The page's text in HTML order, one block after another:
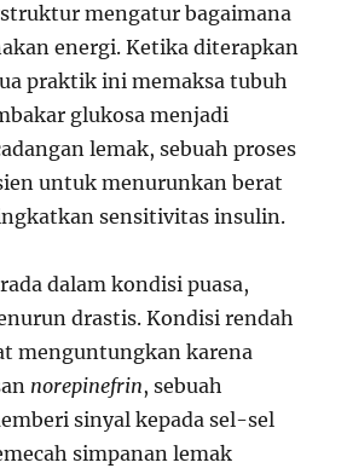
mengatur bagaimana
energi. Ketika diterapkan
praktik ini memaksa tubuh
glukosa menjadi
lemak, sebuah proses
untuk menurunkan berat
sensitivitas insulin.
dalam kondisi puasa,
drastis. Kondisi rendah
menguntungkan karena
norepinefrin, sebuah
sinyal kepada sel-sel
simpanan lemak